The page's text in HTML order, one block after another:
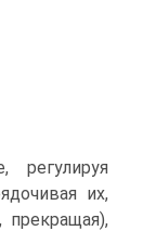
регулируя
их,
прекращая),